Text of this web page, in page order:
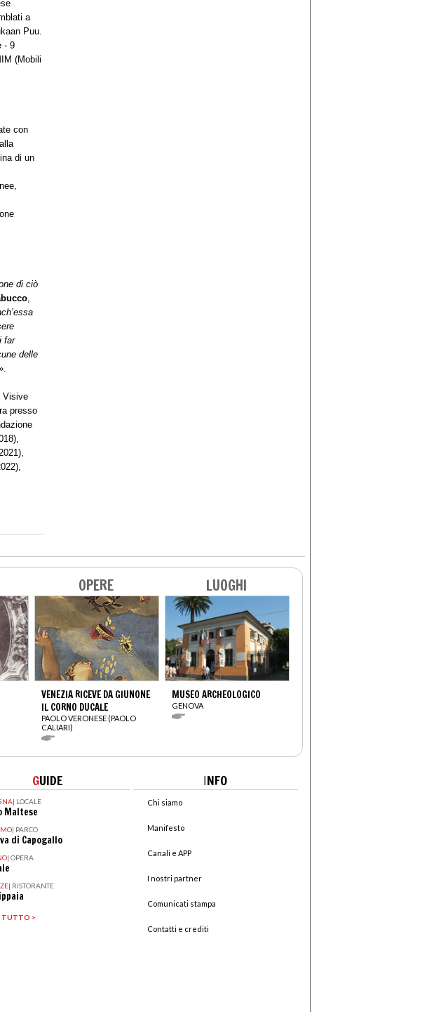
a
Puu.
- 9
(Mobili
con
di un
di ciò
,
far
delle
Visive
presso
OPERE
VENEZIA RICEVE DA GIUNONE
IL CORNO DUCALE
PAOLO VERONESE (PAOLO
CALIARI)
LUOGHI
MUSEO ARCHEOLOGICO
GENOVA
GUIDE
| LOCALE
Maltese
| PARCO
di Capogallo
| OPERA
| RISTORANTE
TUTTO >
INFO
Chi siamo
Manifesto
Canali e APP
I nostri partner
Comunicati stampa
Contatti e crediti